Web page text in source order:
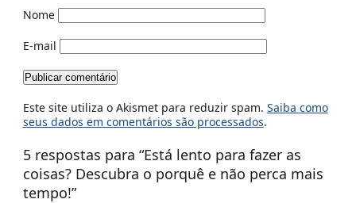
Nome
E-mail
Este site utiliza o Akismet para reduzir spam. Saiba como
seus dados em comentários são processados.
5 respostas para “Está lento para fazer as
coisas? Descubra o porquê e não perca mais
tempo!”